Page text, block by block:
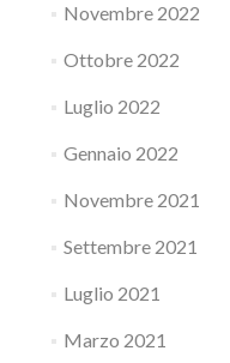
Novembre 2022
Ottobre 2022
Luglio 2022
Gennaio 2022
Novembre 2021
Settembre 2021
Luglio 2021
Marzo 2021